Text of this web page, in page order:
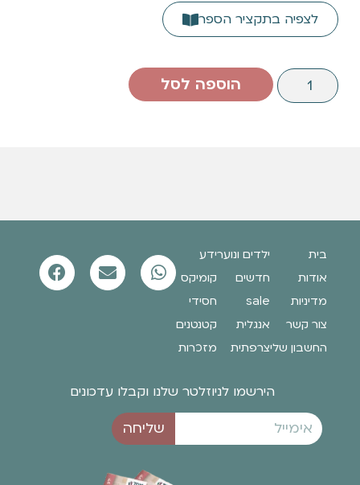
לצפיה בתקציר הספר
הוספה לסל
בית
אודות
מדיניות
צור קשר
החשבון שלי
ילדים ונוער
חדשים
sale
אנגלית
צרפתית
ידע
קומיקס
חסידי
קטנטנים
מזכרות
הירשמו לניוזלטר שלנו וקבלו עדכונים
שליחה